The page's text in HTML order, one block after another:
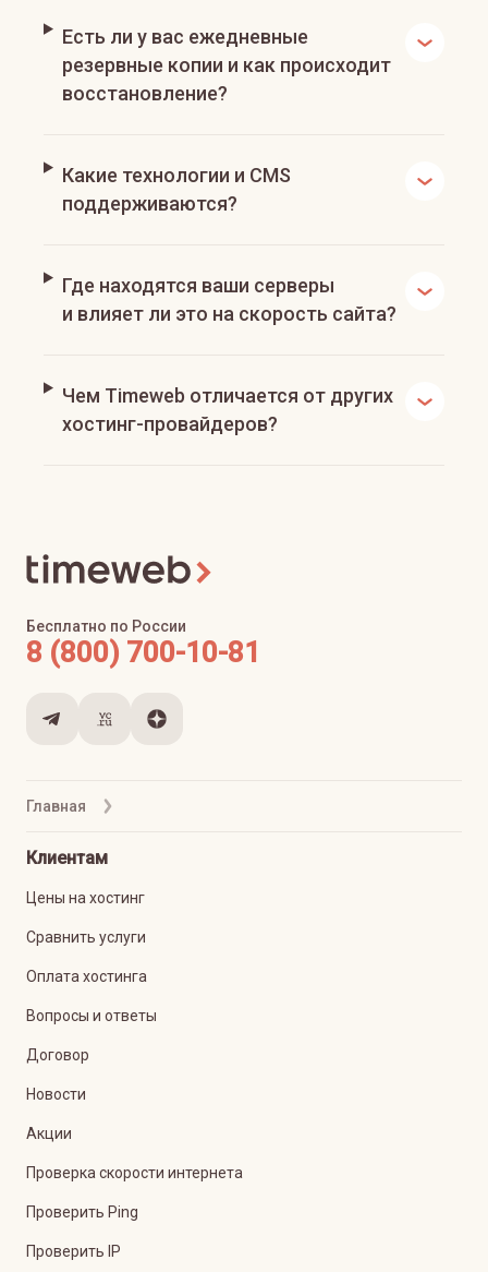
Есть ли у вас ежедневные
резервные копии и как происходит
восстановление?
Какие технологии и CMS
поддерживаются?
Где находятся ваши серверы
и влияет ли это на скорость сайта?
Чем Timeweb отличается от других
хостинг-провайдеров?
Главная
Бесплатно по России
8 (800) 700-10-81
Клиентам
Цены на хостинг
Сравнить услуги
Оплата хостинга
Вопросы и ответы
Договор
Новости
Акции
Проверка скорости интернета
Проверить Ping
Проверить IP